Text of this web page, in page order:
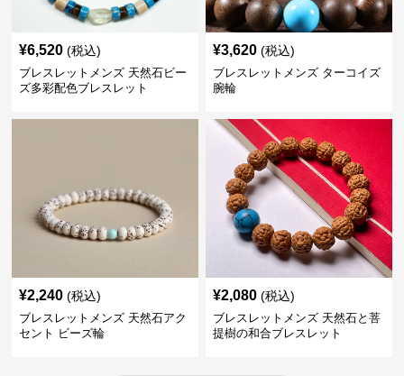
¥6,520 (税込)
ブレスレットメンズ 天然石ビー
ズ多彩配色ブレスレット
¥3,620 (税込)
ブレスレットメンズ ターコイズ
腕輪
¥2,240 (税込)
ブレスレットメンズ 天然石アク
セント ビーズ輪
¥2,080 (税込)
ブレスレットメンズ 天然石と菩
提樹の和合ブレスレット